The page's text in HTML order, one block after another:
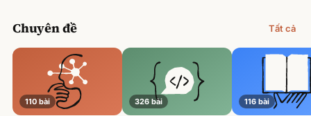
Chuyên đề Tất cả
110 bài 326 bài 116 bài